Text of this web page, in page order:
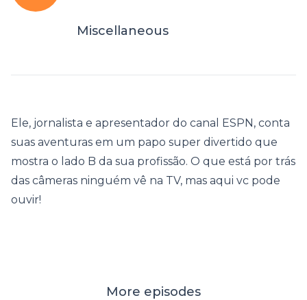
Miscellaneous
Ele, jornalista e apresentador do canal ESPN, conta
suas aventuras em um papo super divertido que
mostra o lado B da sua profissão. O que está por trás
das câmeras ninguém vê na TV, mas aqui vc pode
ouvir!
More episodes